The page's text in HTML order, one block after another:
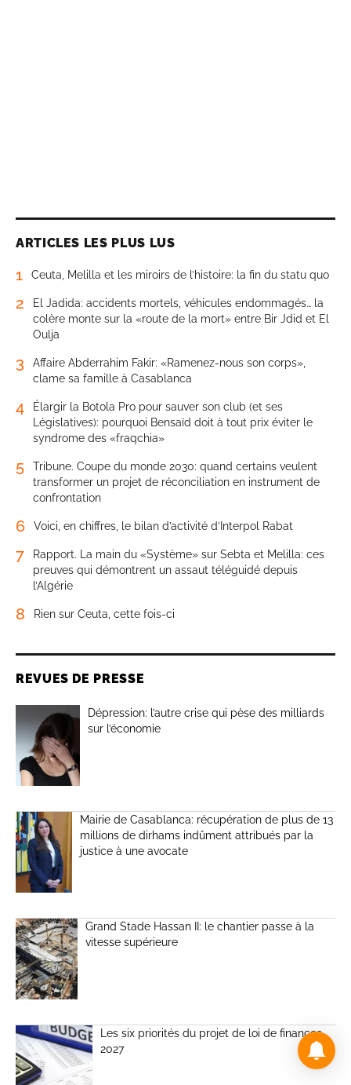
ARTICLES LES PLUS LUS
1 Ceuta, Melilla et les miroirs de l’histoire: la fin du statu quo
2
El Jadida: accidents mortels, véhicules endommagés… la
colère monte sur la «route de la mort» entre Bir Jdid et El
Oulja
3
Affaire Abderrahim Fakir: «Ramenez-nous son corps»,
clame sa famille à Casablanca
4
Élargir la Botola Pro pour sauver son club (et ses
Législatives): pourquoi Bensaïd doit à tout prix éviter le
syndrome des «fraqchia»
5
Tribune. Coupe du monde 2030: quand certains veulent
transformer un projet de réconciliation en instrument de
confrontation
6 Voici, en chiffres, le bilan d’activité d’Interpol Rabat
7
Rapport. La main du «Système» sur Sebta et Melilla: ces
preuves qui démontrent un assaut téléguidé depuis
l’Algérie
8 Rien sur Ceuta, cette fois-ci
REVUES DE PRESSE
Dépression: l’autre crise qui pèse des milliards
sur l’économie
Mairie de Casablanca: récupération de plus de 13
millions de dirhams indûment attribués par la
justice à une avocate
Grand Stade Hassan II: le chantier passe à la
vitesse supérieure
Les six priorités du projet de loi de finances
2027